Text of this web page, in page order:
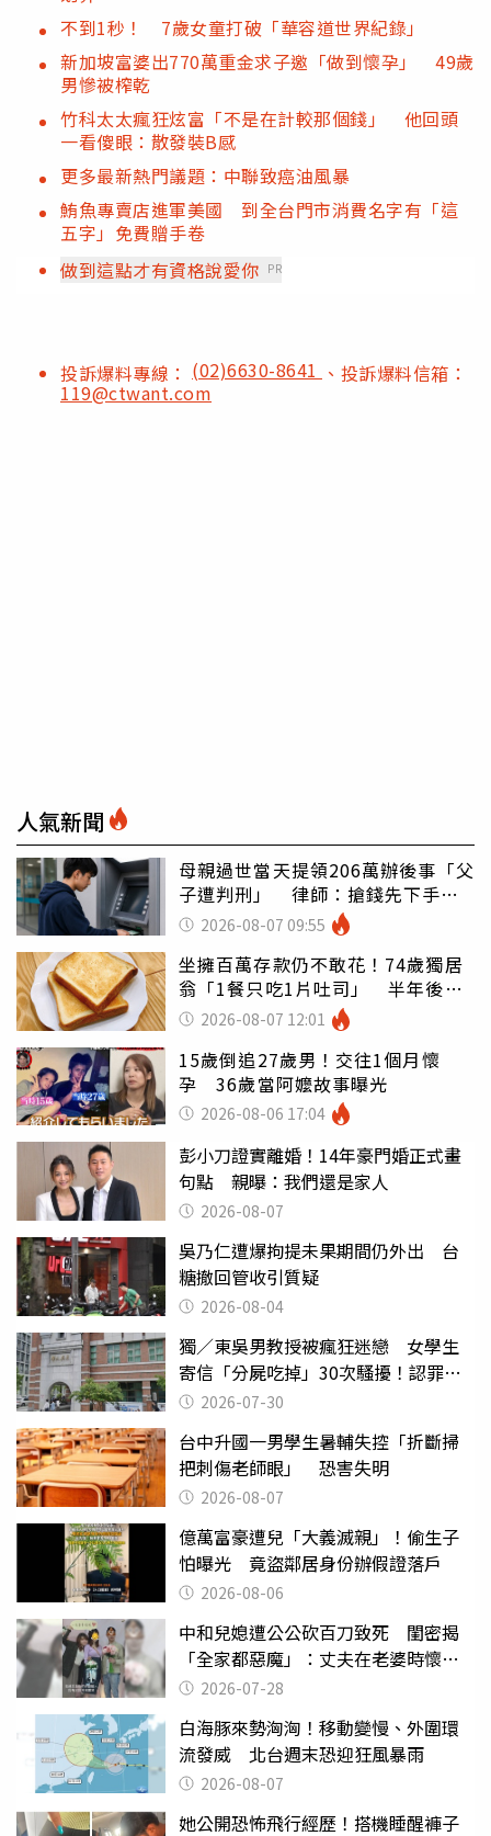
不到1秒！ 7歲女童打破「華容道世界紀錄」
新加坡富婆出770萬重金求子邀「做到懷孕」 49歲
男慘被榨乾
竹科太太瘋狂炫富「不是在計較那個錢」 他回頭
一看傻眼：散發裝B感
更多最新熱門議題：中聯致癌油風暴
鮪魚專賣店進軍美國 到全台門市消費名字有「這
五字」免費贈手卷
做到這點才有資格說愛你 PR
投訴爆料專線： (02)6630-8641 、投訴爆料信箱：
119@ctwant.com
人氣新聞
母親過世當天提領206萬辦後事「父
子遭判刑」 律師：搶錢先下手是
罪 2026-08-07 09:55
坐擁百萬存款仍不敢花！74歲獨居
翁「1餐只吃1片吐司」 半年後暴
瘦嚇壞女兒
2026-08-07 12:01
15歲倒追27歲男！交往1個月懷
孕 36歲當阿嬤故事曝光
2026-08-06 17:04
彭小刀證實離婚！14年豪門婚正式畫
句點 親曝：我們還是家人
2026-08-07
吳乃仁遭爆拘提未果期間仍外出 台
糖撤回管收引質疑
2026-08-04
獨／東吳男教授被瘋狂迷戀 女學生
寄信「分屍吃掉」30次騷擾！認罪免
關 2026-07-30
台中升國一男學生暑輔失控「折斷掃
把刺傷老師眼」 恐害失明
2026-08-07
億萬富豪遭兒「大義滅親」！偷生子
怕曝光 竟盜鄰居身份辦假證落戶
2026-08-06
中和兒媳遭公公砍百刀致死 閨密揭
「全家都惡魔」：丈夫在老婆時懷孕
摔東西
2026-07-28
白海豚來勢洶洶！移動變慢、外圍環
流發威 北台週末恐迎狂風暴雨
2026-08-07
她公開恐怖飛行經歷！搭機睡醒褲子